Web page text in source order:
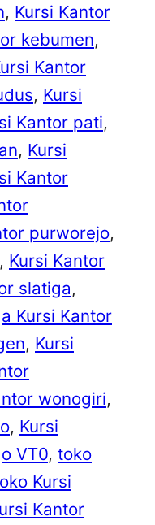
, Kursi Kantor
kebumen
Kantor
, Kursi
Kantor pati
, Kursi
Kantor
purworejo
, Kursi Kantor
slatiga
Kursi Kantor
, Kursi
wonogiri
, Kursi
VT0, toko
Kursi
Kantor